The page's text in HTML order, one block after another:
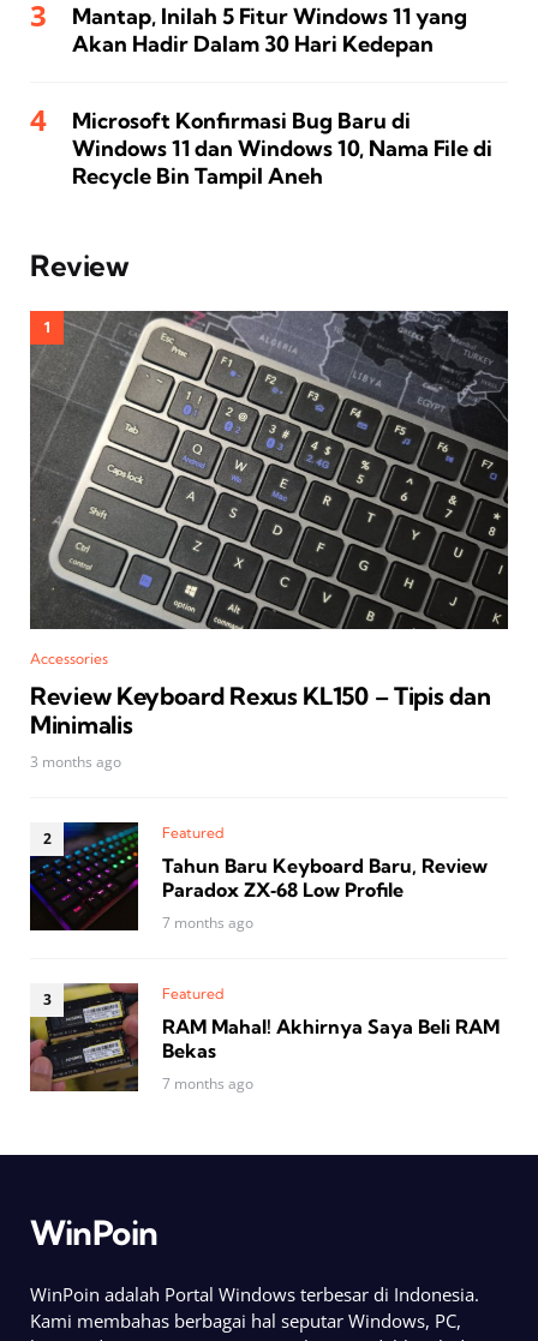
Mantap, Inilah 5 Fitur Windows 11 yang
Akan Hadir Dalam 30 Hari Kedepan
Microsoft Konfirmasi Bug Baru di
Windows 11 dan Windows 10, Nama File di
Recycle Bin Tampil Aneh
Review
Accessories
Review Keyboard Rexus KL150 – Tipis dan
Minimalis
3 months ago
Featured
Tahun Baru Keyboard Baru, Review
Paradox ZX‑68 Low Profile
7 months ago
Featured
RAM Mahal! Akhirnya Saya Beli RAM
Bekas
7 months ago
WinPoin
WinPoin adalah Portal Windows terbesar di Indonesia.
Kami membahas berbagai hal seputar Windows, PC,